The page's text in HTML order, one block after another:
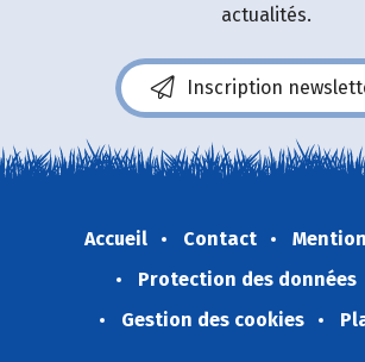
actualités.
Inscription
Accueil Contact
Protection des données
Gestion des cookies